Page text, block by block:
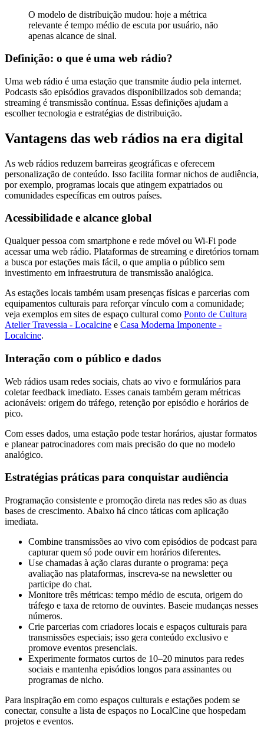
O modelo de distribuição mudou: hoje a métrica
relevante é tempo médio de escuta por usuário, não
apenas alcance de sinal.
Definição: o que é uma web rádio?
Uma web rádio é uma estação que transmite áudio pela internet.
Podcasts são episódios gravados disponibilizados sob demanda;
streaming é transmissão contínua. Essas definições ajudam a
escolher tecnologia e estratégias de distribuição.
Vantagens das web rádios na era digital
As web rádios reduzem barreiras geográficas e oferecem
personalização de conteúdo. Isso facilita formar nichos de audiência,
por exemplo, programas locais que atingem expatriados ou
comunidades específicas em outros países.
Acessibilidade e alcance global
Qualquer pessoa com smartphone e rede móvel ou Wi‑Fi pode
acessar uma web rádio. Plataformas de streaming e diretórios tornam
a busca por estações mais fácil, o que amplia o público sem
investimento em infraestrutura de transmissão analógica.
As estações locais também usam presenças físicas e parcerias com
equipamentos culturais para reforçar vínculo com a comunidade;
veja exemplos em sites de espaço cultural como Ponto de Cultura
Atelier Travessia - Localcine e Casa Moderna Imponente -
Localcine.
Interação com o público e dados
Web rádios usam redes sociais, chats ao vivo e formulários para
coletar feedback imediato. Esses canais também geram métricas
acionáveis: origem do tráfego, retenção por episódio e horários de
pico.
Com esses dados, uma estação pode testar horários, ajustar formatos
e planear patrocinadores com mais precisão do que no modelo
analógico.
Estratégias práticas para conquistar audiência
Programação consistente e promoção direta nas redes são as duas
bases de crescimento. Abaixo há cinco táticas com aplicação
imediata.
Combine transmissões ao vivo com episódios de podcast para
capturar quem só pode ouvir em horários diferentes.
Use chamadas à ação claras durante o programa: peça
avaliação nas plataformas, inscreva-se na newsletter ou
participe do chat.
Monitore três métricas: tempo médio de escuta, origem do
tráfego e taxa de retorno de ouvintes. Baseie mudanças nesses
números.
Crie parcerias com criadores locais e espaços culturais para
transmissões especiais; isso gera conteúdo exclusivo e
promove eventos presenciais.
Experimente formatos curtos de 10–20 minutos para redes
sociais e mantenha episódios longos para assinantes ou
programas de nicho.
Para inspiração em como espaços culturais e estações podem se
conectar, consulte a lista de espaços no LocalCine que hospedam
projetos e eventos.